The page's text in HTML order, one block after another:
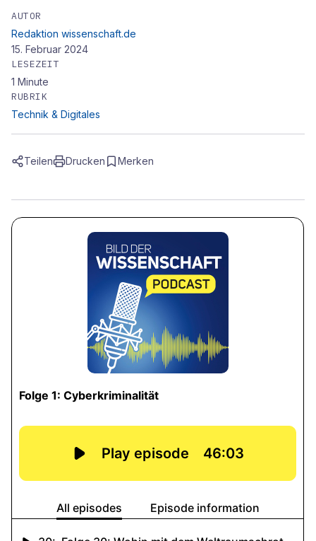
AUTOR
Redaktion wissenschaft.de
15. Februar 2024
LESEZEIT
1 Minute
RUBRIK
Technik & Digitales
Teilen Drucken Merken